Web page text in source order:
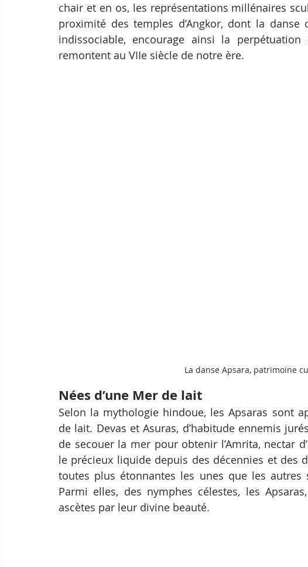
chair et en os, les représentations millénaires
proximité des temples d’Angkor, dont la
indissociable, encourage ainsi la
remontent au VIIe siècle de notre ère.
La danse Apsara, patrimoine
Nées d’une Mer de lait
Selon la mythologie hindoue, les Apsaras sont
de lait. Devas et Asuras, d’habitude ennemis
de secouer la mer pour obtenir l’Amrita, nectar
le précieux liquide depuis des décennies et des
toutes plus étonnantes les unes que les
Parmi elles, des nymphes célestes, les
ascètes par leur divine beauté.